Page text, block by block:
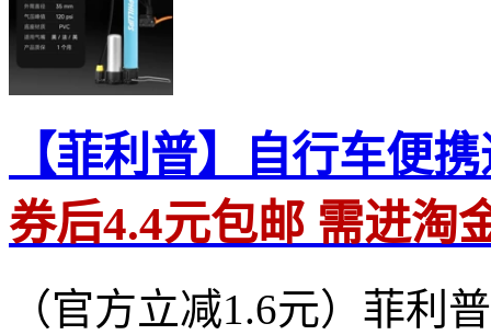
【菲利普】自行车便
券后4.4元包邮 需进淘
（官方立减1.6元）菲利